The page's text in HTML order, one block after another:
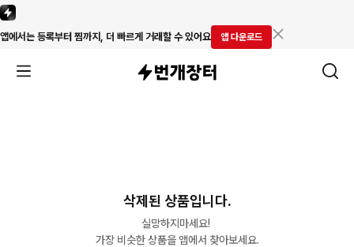
앱에서는 등록부터 찜까지, 더 빠르게 거래할 수 있어요 앱 다운로드
삭제된 상품입니다.
실망하지마세요!
가장 비슷한 상품을 앱에서 찾아보세요.